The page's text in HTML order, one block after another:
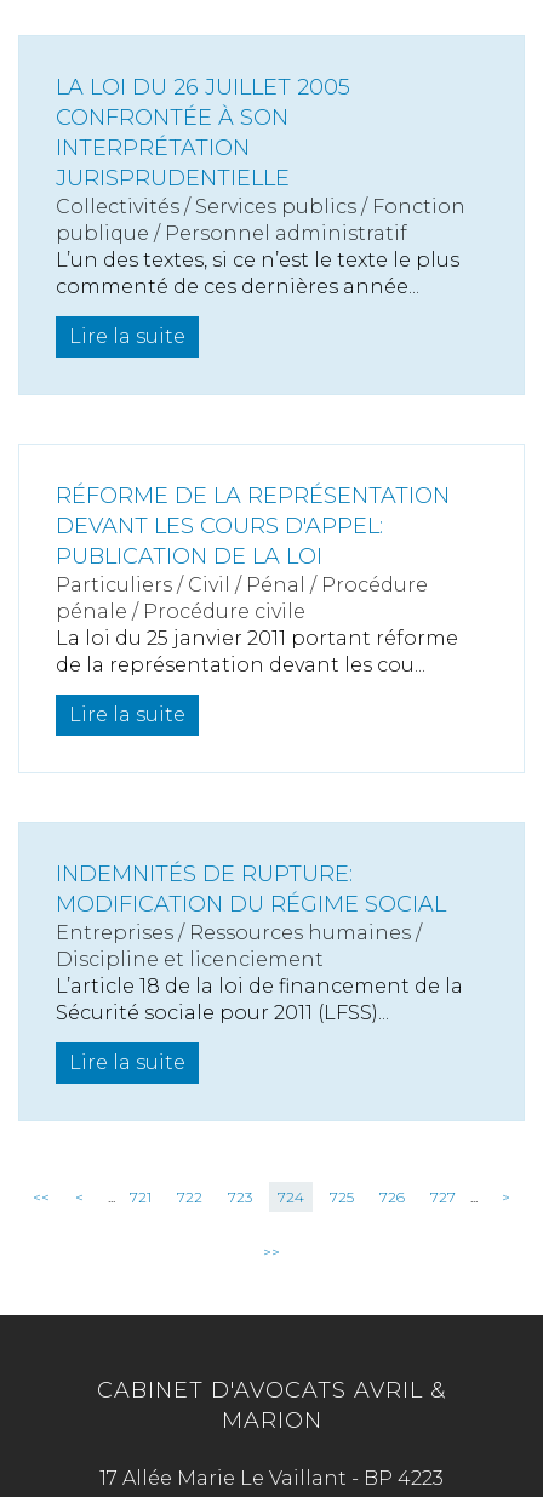
LA LOI DU 26 JUILLET 2005
CONFRONTÉE À SON
INTERPRÉTATION
JURISPRUDENTIELLE
Collectivités / Services publics / Fonction
publique / Personnel administratif
L’un des textes, si ce n’est le texte le plus
commenté de ces dernières année...
Lire la suite
RÉFORME DE LA REPRÉSENTATION
DEVANT LES COURS D'APPEL:
PUBLICATION DE LA LOI
Particuliers / Civil / Pénal / Procédure
pénale / Procédure civile
La loi du 25 janvier 2011 portant réforme
de la représentation devant les cou...
Lire la suite
INDEMNITÉS DE RUPTURE:
MODIFICATION DU RÉGIME SOCIAL
Entreprises / Ressources humaines /
Discipline et licenciement
L’article 18 de la loi de financement de la
Sécurité sociale pour 2011 (LFSS)...
Lire la suite
<< < ... 721 722 723 724 725 726 727 ... >
>>
CABINET D'AVOCATS AVRIL &
MARION
17 Allée Marie Le Vaillant - BP 4223